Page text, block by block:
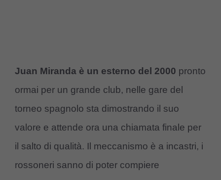
Juan Miranda è un esterno del 2000 pronto
ormai per un grande club, nelle gare del
torneo spagnolo sta dimostrando il suo
valore e attende ora una chiamata finale per
il salto di qualità. Il meccanismo è a incastri, i
rossoneri sanno di poter compiere